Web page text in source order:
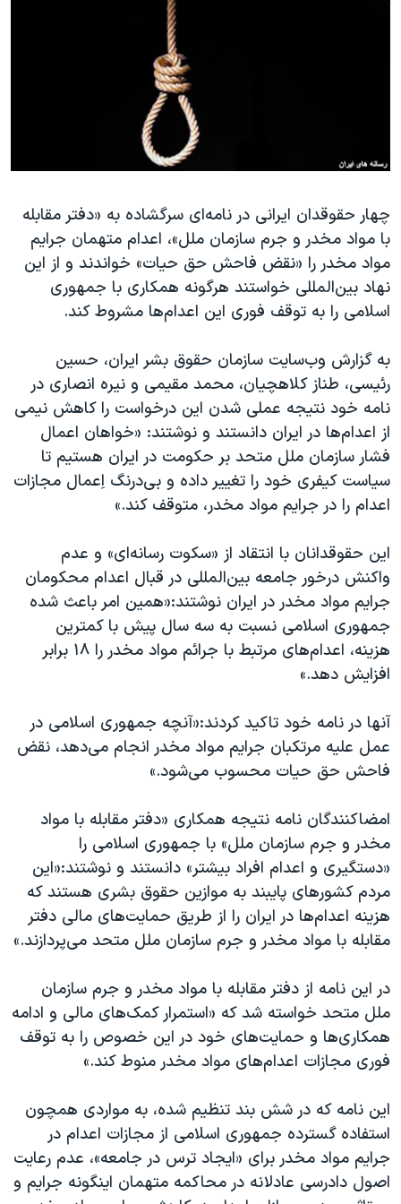
آرشیو پخش زنده
مجموعه مستندهای دادخواهی
تریبونال مردمی آبان ۹۸
دادگاه حمید نوری
چهل سال گروگان‌گیری
اعتراضات مردمی آبان ۹۸
اسرائیل در جنگ
نرگس محمدی برنده جایزه نوبل صلح
همایش محافظه‌کاران آمریکا «سی‌پک»
صفحه‌های ویژه
چهار حقوقدان ایرانی در نامه‌ای سرگشاده به «دفتر مقابله
با مواد مخدر و جرم سازمان ملل»، اعدام متهمان جرایم
مواد مخدر را «نقض فاحش حق حیات» خواندند و از این
نهاد بین‌المللی خواستند هرگونه همکاری با جمهوری
اسلامی را به توقف فوری این اعدام‌ها مشروط کند.
به گزارش وب‌سایت سازمان حقوق بشر ایران، حسین
رئیسی، طناز کلاهچیان، محمد مقیمی و نیره انصاری در
نامه خود نتیجه عملی شدن این درخواست را کاهش نیمی
از اعدام‌ها در ایران دانستند و نوشتند: «خواهان اعمال
فشار سازمان ملل متحد بر حکومت در ایران هستیم تا
سیاست کیفری خود را تغییر داده و بی‌درنگ اِعمال مجازات
اعدام را در جرایم مواد مخدر، متوقف کند.»
این حقوقدانان با انتقاد از «سکوت رسانه‌ای» و عدم
واکنش درخور جامعه بین‌المللی در قبال اعدام محکومان
جرایم مواد مخدر در ایران نوشتند:«همین امر باعث شده
جمهوری‌ اسلامی نسبت به سه سال پیش با کمترین
هزینه، اعدام‌های مرتبط با جرائم مواد‌ مخدر را ۱۸ برابر
افزایش دهد.»
آنها در نامه خود تاکید کردند:«آنچه جمهوری اسلامی در
عمل علیه مرتکبان جرایم مواد مخدر انجام می‌دهد، نقض
فاحش حق حیات محسوب می‌شود.»
امضاکنندگان نامه نتیجه همکاری «دفتر مقابله با مواد
مخدر و جرم سازمان ملل» با جمهوری اسلامی را
«دستگیری و اعدام افراد بیشتر» دانستند و نوشتند:«این
مردم کشورهای پایبند به موازین حقوق‌ بشری هستند که
هزینه اعدام‌ها در ایران را از طریق حمایت‌های مالی دفتر
مقابله با مواد مخدر و جرم سازمان ملل متحد می‌پردازند.»
در این نامه از دفتر مقابله با مواد مخدر و جرم سازمان
ملل متحد خواسته شد که «استمرار کمک‌های مالی و ادامه
همکاری‌ها و حمایت‌های خود در این خصوص را به توقف
فوری مجازات اعدام‌های مواد مخدر منوط کند.»
این نامه که در شش بند تنظیم شده، به مواردی همچون
استفاده گسترده جمهوری اسلامی از مجازات اعدام در
جرایم مواد مخدر برای «ایجاد ترس در جامعه»، عدم رعایت
اصول دادرسی عادلانه در محاکمه متهمان اینگونه جرایم و